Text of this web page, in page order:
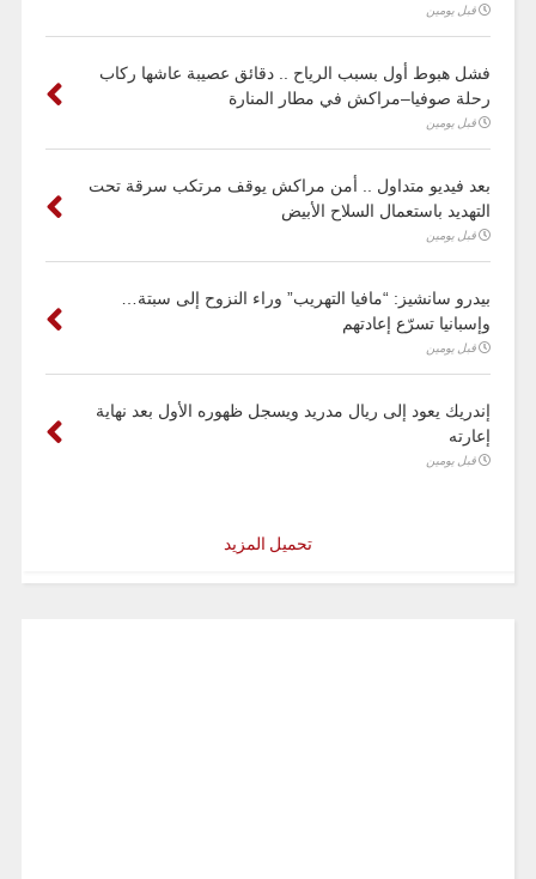
قبل يومين
فشل هبوط أول بسبب الرياح .. دقائق عصيبة عاشها ركاب
رحلة صوفيا–مراكش في مطار المنارة
قبل يومين
بعد فيديو متداول .. أمن مراكش يوقف مرتكب سرقة تحت
التهديد باستعمال السلاح الأبيض
قبل يومين
بيدرو سانشيز: “مافيا التهريب” وراء النزوح إلى سبتة…
وإسبانيا تسرّع إعادتهم
قبل يومين
إندريك يعود إلى ريال مدريد ويسجل ظهوره الأول بعد نهاية
إعارته
قبل يومين
تحميل المزيد